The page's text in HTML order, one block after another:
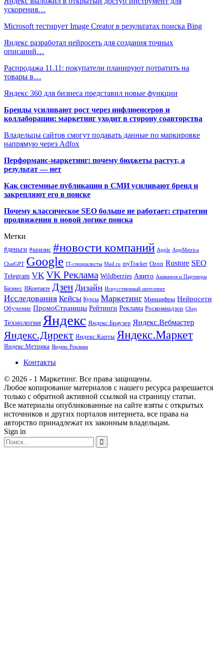
ускорения…
Microsoft тестирует Image Creator в результатах поиска Bing
Яндекс разработал нейросеть для создания точных
описаний…
Распродажа 11.11: покупатели планируют потратить на
товары в…
Яндекс 360 для бизнеса представил новые функции
Бренды усиливают рост через инфлюенсеров и
коллаборации: маркетинг уходит в сторону соавторства
Владельцы сайтов смогут подавать данные по маркировке
напрямую через Adfox
Перформанс-маркетинг: почему бюджеты растут, а
результат — нет
Как системные публикации в СМИ усиливают бренд и
закрепляют его в поиске
Почему классическое SEO больше не работает: стратегии
продвижения в новой логике поиска
Метки
#деньги #кризис #новости компаний Apple AppMetrica
ChatGPT Google IT-специалисты Mail.ru myTracker Ozon Rustore SEO
Telegram VK VK Реклама Wildberries Авито Ашманов и Партнеры
Бизнес ВКонтакте Дзен Дизайн Искусственный интеллект
Исследования Кейсы Курсы Маркетинг Минцифры Нейросети
Обучение ПромоСтраницы Рейтинги Реклама Роскомнадзор Сбер
Технологии Яндекс Яндекс.Браузер Яндекс.Вебмастер
Яндекс.Директ Яндекс.Карты Яндекс.Маркет
Яндекс.Метрика Яндекс Реклама
Контакты
© 2026 - 1 Маркетинг. Все права защищены.
Любое копирование материалов с нашего ресурса разрешается
только с обратной активной ссылкой на страницу статьи.
Все материалы опубликованные на сайте взяты с открытых
источников и других порталов интернета, все права на
авторство принадлежат их законным владельцам.
Sign in